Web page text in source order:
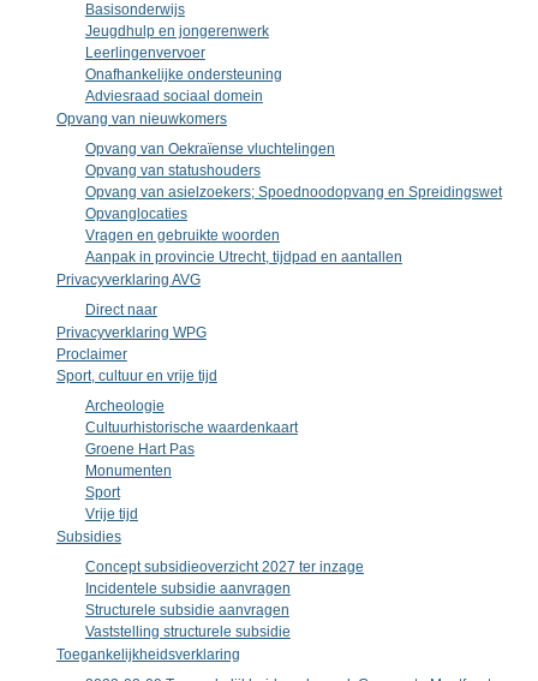
Basisonderwijs
Jeugdhulp en jongerenwerk
Leerlingenvervoer
Onafhankelijke ondersteuning
Adviesraad sociaal domein
Opvang van nieuwkomers
Opvang van Oekraïense vluchtelingen
Opvang van statushouders
Opvang van asielzoekers; Spoednoodopvang en Spreidingswet
Opvanglocaties
Vragen en gebruikte woorden
Aanpak in provincie Utrecht, tijdpad en aantallen
Privacyverklaring AVG
Direct naar
Privacyverklaring WPG
Proclaimer
Sport, cultuur en vrije tijd
Archeologie
Cultuurhistorische waardenkaart
Groene Hart Pas
Monumenten
Sport
Vrije tijd
Subsidies
Concept subsidieoverzicht 2027 ter inzage
Incidentele subsidie aanvragen
Structurele subsidie aanvragen
Vaststelling structurele subsidie
Toegankelijkheidsverklaring